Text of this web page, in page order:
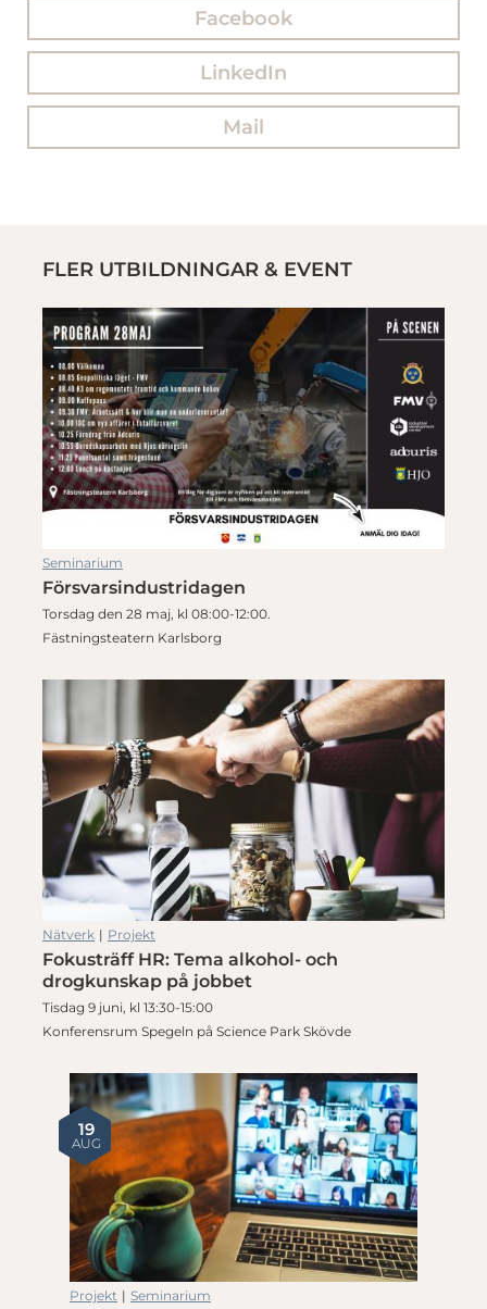
Facebook
LinkedIn
Mail
FLER UTBILDNINGAR & EVENT
Seminarium
Försvarsindustridagen
Torsdag den 28 maj, kl 08:00-12:00.
Fästningsteatern Karlsborg
Nätverk | Projekt
Fokusträff HR: Tema alkohol- och
drogkunskap på jobbet
Tisdag 9 juni, kl 13:30-15:00
Konferensrum Spegeln på Science Park Skövde
19
AUG
Projekt | Seminarium